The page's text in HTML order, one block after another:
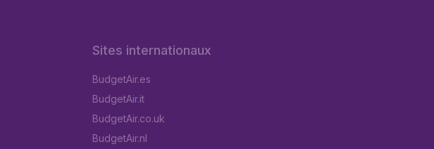
Sites internationaux
BudgetAir.es
BudgetAir.it
BudgetAir.co.uk
BudgetAir.nl